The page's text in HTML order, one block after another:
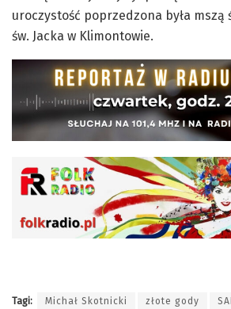
uroczystość poprzedzona była mszą
św. Jacka w Klimontowie.
Tagi: Michał Skotnicki złote gody